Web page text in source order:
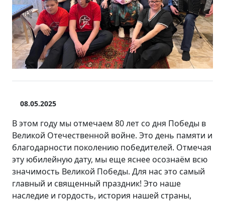
08.05.2025
В этом году мы отмечаем 80 лет со дня Победы в
Великой Отечественной войне. Это день памяти и
благодарности поколению победителей. Отмечая
эту юбилейную дату, мы еще яснее осознаём всю
значимость Великой Победы. Для нас это самый
главный и священный праздник! Это наше
наследие и гордость, история нашей страны,